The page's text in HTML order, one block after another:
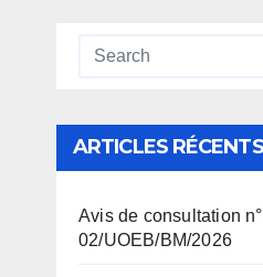
ARTICLES RÉCENTS
Avis de consultation n°
02/UOEB/BM/2026